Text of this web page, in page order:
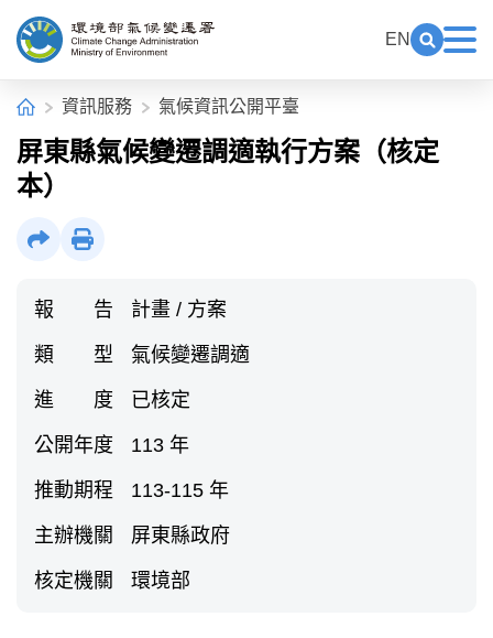
EN
首頁資訊服務 氣候資訊公開平臺
屏東縣氣候變遷調適執行方案（核定
本）
報 告 計畫 / 方案
類 型 氣候變遷調適
進 度 已核定
公開年度 113 年
推動期程 113-115 年
主辦機關 屏東縣政府
核定機關 環境部